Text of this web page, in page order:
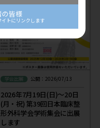
学会出展 公開：2026/07/13
2026年7月19日(日)～20日
(月・祝) 第39回日本臨床整
形外科学会学術集会に出展
します
の皆様
トにリンクします